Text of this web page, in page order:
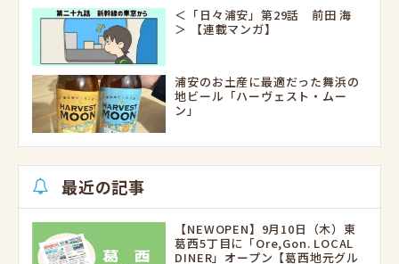
＜「日々浦安」第29話 前田 海
＞ 【連載マンガ】
浦安のお土産に最適だった舞浜の
地ビール「ハーヴェスト・ムー
ン」
最近の記事
【NEWOPEN】9月10日（木）東
葛西5丁目に「Ore,Gon. LOCAL
DINER」オープン【葛西地元グル